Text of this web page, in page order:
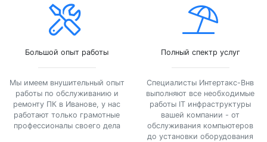
Большой опыт работы
Мы имеем внушительный опыт
работы по обслуживанию и
ремонту ПК в Иванове, у нас
работают только грамотные
профессионалы своего дела
Полный спектр услуг
Специалисты Интертакс-Внв
выполняют все необходимые
работы IT инфраструктуры
вашей компании - от
обслуживания компьютеров
до установки оборудования